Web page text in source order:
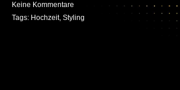
Keine Kommentare
Tags: Hochzeit, Styling